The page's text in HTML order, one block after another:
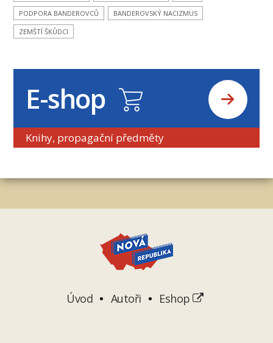
PODPORA BANDEROVCŮ
BANDEROVSKÝ NACIZMUS
ZEMŠTÍ ŠKŮDCI
E-shop
Knihy, propagační předměty
Úvod Autoři Eshop